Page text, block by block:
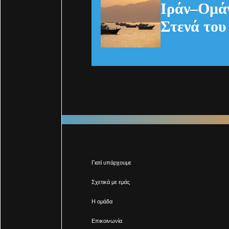
Στενά
Γιατί υπάρχουμε
Σχετικά με εμάς
Η ομάδα
Επικοινωνία